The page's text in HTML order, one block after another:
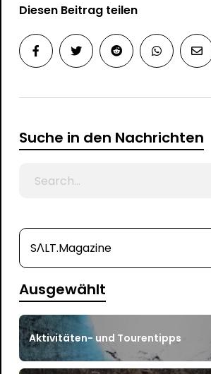
Diesen Beitrag teilen
Suche in den Nachrichten
SΛLT.Magazine
Ausgewählt
Aktivitäten- und Tourentipps